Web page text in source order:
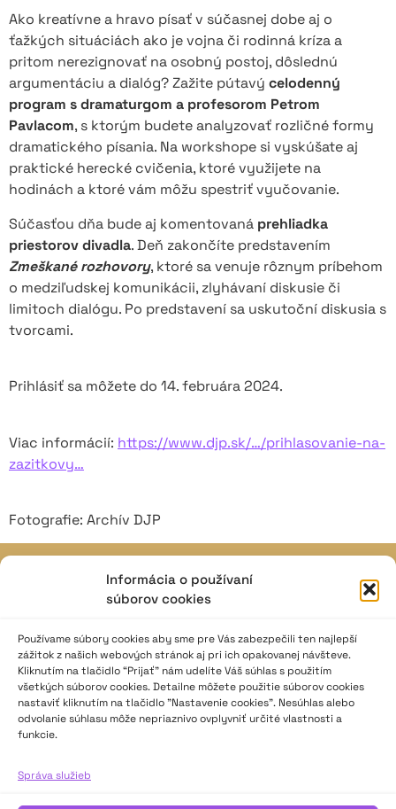
Informácia o používaní
súborov cookies
Používame súbory cookies aby sme pre Vás zabezpečili ten najlepší
zážitok z našich webových stránok aj pri ich opakovanej návšteve.
Kliknutím na tlačidlo “Prijať” nám udelíte Váš súhlas s použitím
všetkých súborov cookies. Detailne môžete použitie súborov cookies
nastaviť kliknutím na tlačidlo "Nastavenie cookies". Nesúhlas alebo
odvolanie súhlasu môže nepriaznivo ovplyvniť určité vlastnosti a
funkcie.
Správa služieb
Ako kreatívne a hravo písať v súčasnej dobe aj o
ťažkých situáciách ako je vojna či rodinná kríza a
pritom nerezignovať na osobný postoj, dôslednú
argumentáciu a dialóg? Zažite pútavý celodenný
program s dramaturgom a profesorom Petrom
Pavlacom, s ktorým budete analyzovať rozličné formy
dramatického písania. Na workshope si vyskúšate aj
praktické herecké cvičenia, ktoré využijete na
hodinách a ktoré vám môžu spestriť vyučovanie.
Súčasťou dňa bude aj komentovaná prehliadka
priestorov divadla. Deň zakončíte predstavením
Zmeškané rozhovory, ktoré sa venuje rôznym príbehom
o medziľudskej komunikácii, zlyhávaní diskusie či
limitoch dialógu. Po predstavení sa uskutoční diskusia s
tvorcami.
Prihlásiť sa môžete do 14. februára 2024.
Viac informácií: https://www.djp.sk/…/prihlasovanie-na-
zazitkovy…
Fotografie: Archív DJP
e-mail: javisko.noc@nocka.sk
Nám. SNP č. 12, 812 34 Bratislava 1
Slovenská republika
2023–2025 ©
Logofont by